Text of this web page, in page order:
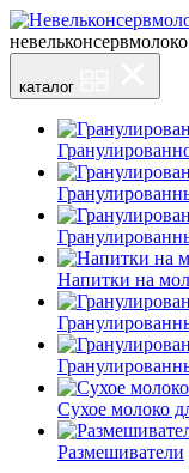
невельконсервмолоко
каталог
Напитки на
Сухое молоко
Размешиватели